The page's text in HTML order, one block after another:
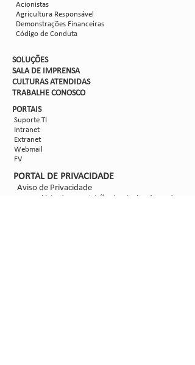
Acionistas
Agricultura Responsável
Demonstrações Financeiras
Código de Conduta
SOLUÇÕES
SALA DE IMPRENSA
CULTURAS ATENDIDAS
TRABALHE CONOSCO
PORTAIS
Suporte TI
Intranet
Extranet
Webmail
FV
PORTAL DE PRIVACIDADE
Aviso de Privacidade